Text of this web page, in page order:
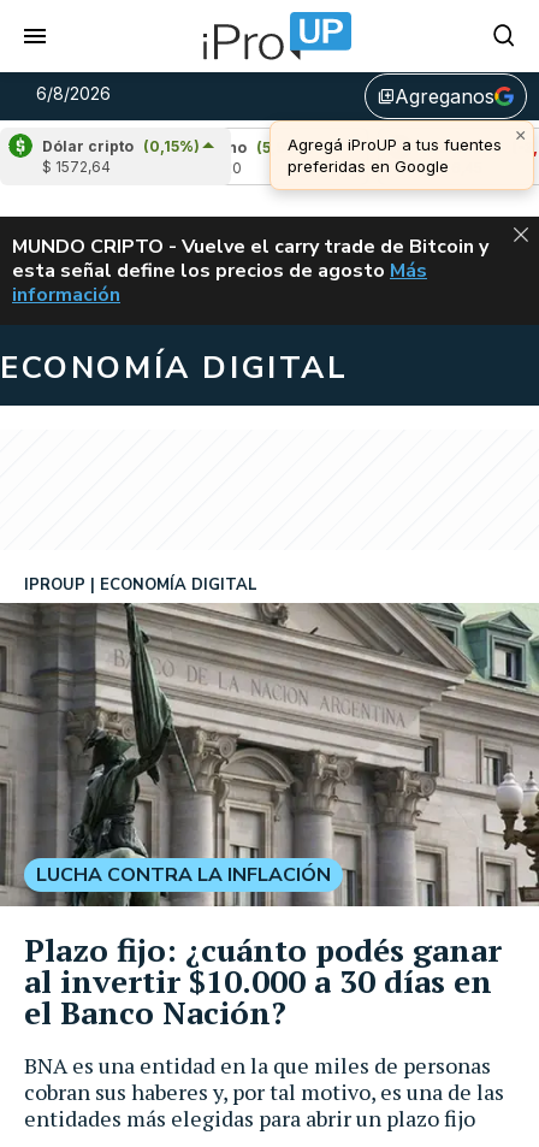
6/8/2026 library_addAgreganos
×
Agregá iProUP a tus fuentes
preferidas en Google
Dólar cripto (0,15%)
$ 1572,64
Cardano (5,93%)
Avalanche (-3,44%)
u$s 6,45
ALERTA
MUNDO CRIPTO - Vuelve el carry trade de Bitcoin y
esta señal define los precios de agosto VUELVE EL
Más
información
ECONOMÍA DIGITAL
BNA es una entidad en la que miles de personas
cobran sus haberes y, por tal motivo, es una de las
entidades más elegidas para abrir un plazo fijo
IPROUP ECONOMÍA DIGITAL
LUCHA CONTRA LA INFLACIÓN
Plazo fijo: ¿cuánto podés ganar
al invertir $10.000 a 30 días en
el Banco Nación?